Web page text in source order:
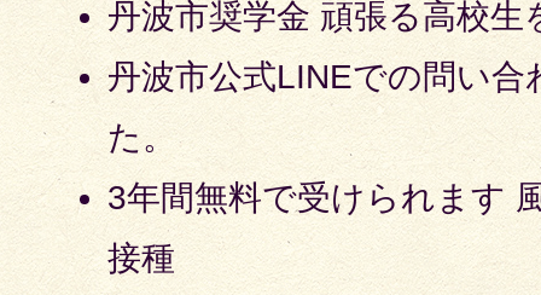
丹波市奨学金 頑張る高校生
丹波市公式LINEでの問い
た。
3年間無料で受けられます
接種